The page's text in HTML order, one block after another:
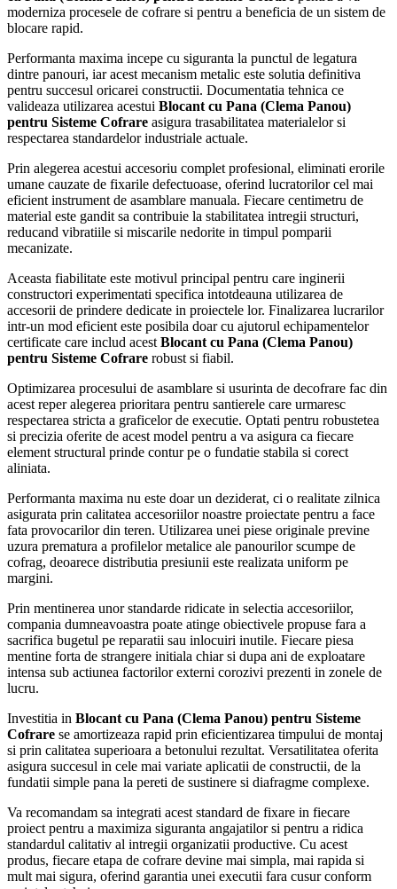
moderniza procesele de cofrare si pentru a beneficia de un sistem de
blocare rapid.
Performanta maxima incepe cu siguranta la punctul de legatura
dintre panouri, iar acest mecanism metalic este solutia definitiva
pentru succesul oricarei constructii. Documentatia tehnica ce
valideaza utilizarea acestui Blocant cu Pana (Clema Panou)
pentru Sisteme Cofrare asigura trasabilitatea materialelor si
respectarea standardelor industriale actuale.
Prin alegerea acestui accesoriu complet profesional, eliminati erorile
umane cauzate de fixarile defectuoase, oferind lucratorilor cel mai
eficient instrument de asamblare manuala. Fiecare centimetru de
material este gandit sa contribuie la stabilitatea intregii structuri,
reducand vibratiile si miscarile nedorite in timpul pomparii
mecanizate.
Aceasta fiabilitate este motivul principal pentru care inginerii
constructori experimentati specifica intotdeauna utilizarea de
accesorii de prindere dedicate in proiectele lor. Finalizarea lucrarilor
intr-un mod eficient este posibila doar cu ajutorul echipamentelor
certificate care includ acest Blocant cu Pana (Clema Panou)
pentru Sisteme Cofrare robust si fiabil.
Optimizarea procesului de asamblare si usurinta de decofrare fac din
acest reper alegerea prioritara pentru santierele care urmaresc
respectarea stricta a graficelor de executie. Optati pentru robustetea
si precizia oferite de acest model pentru a va asigura ca fiecare
element structural prinde contur pe o fundatie stabila si corect
aliniata.
Performanta maxima nu este doar un deziderat, ci o realitate zilnica
asigurata prin calitatea accesoriilor noastre proiectate pentru a face
fata provocarilor din teren. Utilizarea unei piese originale previne
uzura prematura a profilelor metalice ale panourilor scumpe de
cofrag, deoarece distributia presiunii este realizata uniform pe
margini.
Prin mentinerea unor standarde ridicate in selectia accesoriilor,
compania dumneavoastra poate atinge obiectivele propuse fara a
sacrifica bugetul pe reparatii sau inlocuiri inutile. Fiecare piesa
mentine forta de strangere initiala chiar si dupa ani de exploatare
intensa sub actiunea factorilor externi corozivi prezenti in zonele de
lucru.
Investitia in Blocant cu Pana (Clema Panou) pentru Sisteme
Cofrare se amortizeaza rapid prin eficientizarea timpului de montaj
si prin calitatea superioara a betonului rezultat. Versatilitatea oferita
asigura succesul in cele mai variate aplicatii de constructii, de la
fundatii simple pana la pereti de sustinere si diafragme complexe.
Va recomandam sa integrati acest standard de fixare in fiecare
proiect pentru a maximiza siguranta angajatilor si pentru a ridica
standardul calitativ al intregii organizatii productive. Cu acest
produs, fiecare etapa de cofrare devine mai simpla, mai rapida si
mult mai sigura, oferind garantia unei executii fara cusur conform